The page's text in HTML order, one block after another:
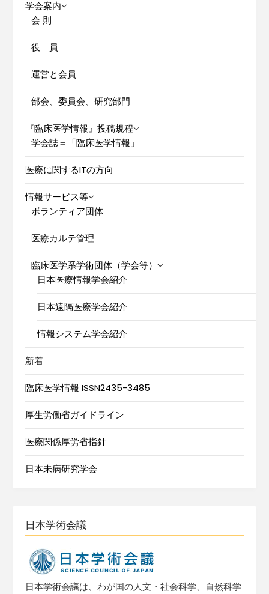
学会案内
会 則
役 員
運営と会員
部会、委員会、研究部門
『臨床医学情報』投稿規程
学会誌＝「臨床医学情報」
医療に関するITの方向
情報サービス等
ボランティア団体
医療カルテ管理
臨床医学系学術団体（学会等）
日本医療情報学会紹介
日本遠隔医療学会紹介
情報システム学会紹介
新着
臨床医学情報 ISSN2435-3485
厚生労働省ガイドライン
医療関係厚労省指針
日本未病研究学会
日本学術会議
日本学術会議は、わが国の人文・社会科学、自然科学